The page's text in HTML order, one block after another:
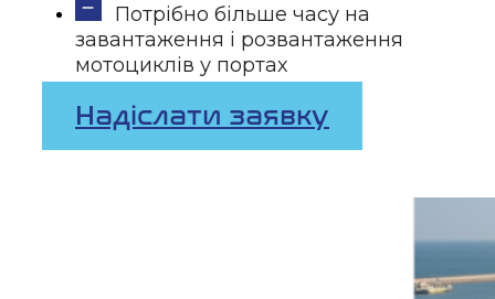
Потрібно більше часу на
завантаження і розвантаження
мотоциклів у портах
Надіслати заявку